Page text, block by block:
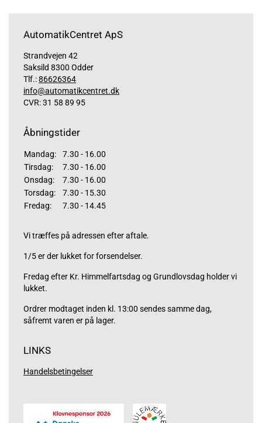
AutomatikCentret ApS
Strandvejen 42
Saksild 8300 Odder
Tlf.:86626364
info@automatikcentret.dk
CVR: 31 58 89 95
Åbningstider
Mandag:
7.30 - 16.00
Tirsdag:
7.30 - 16.00
Onsdag:
7.30 - 16.00
Torsdag:
7.30 - 15.30
Fredag:
7.30 - 14.45
Vi træffes på adressen efter aftale.
1/5 er der lukket for forsendelser.
Fredag efter Kr. Himmelfartsdag og Grundlovsdag holder vi
lukket.
Ordrer modtaget inden kl. 13:00 sendes samme dag,
såfremt varen er på lager.
LINKS
Handelsbetingelser